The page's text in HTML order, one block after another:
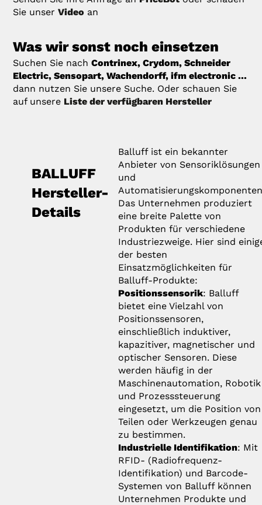
Sie unserVideo an
Was wir sonst noch einsetzen
Suchen Sie nachContrinex, Crydom, Schneider
Electric, Sensopart, Wachendorff, ifm electronic ...
dann nutzen Sie unsere Suche. Oder schauen Sie
auf unsere Liste der verfügbaren Hersteller
BALLUFF
Hersteller-
Details
Balluff ist ein bekannter
Anbieter von Sensoriklösungen
und
Das Unternehmen produziert
eine breite Palette von
Produkten für verschiedene
Industriezweige. Hier sind
der besten
Einsatzmöglichkeiten für
Balluff-Produkte:
Positionssensorik: Balluff
bietet eine Vielzahl von
Positionssensoren,
einschließlich induktiver,
kapazitiver, magnetischer und
optischer Sensoren. Diese
werden häufig in der
Maschinenautomation, Robotik
und Prozesssteuerung
eingesetzt, um die Position von
Teilen oder Werkzeugen genau
zu bestimmen.
Industrielle Identifikation: Mit
RFID- (Radiofrequenz-
Identifikation) und Barcode-
Systemen von Balluff können
Unternehmen Produkte und